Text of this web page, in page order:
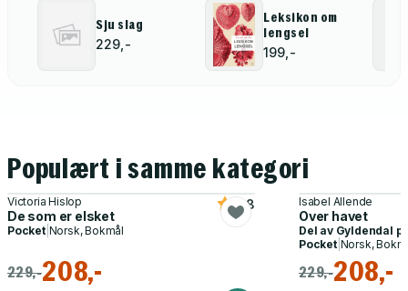
Sju slag
229,-
Leksikon om
lengsel
199,-
Populært i samme kategori
Victoria Hislop
De som er elsket
4.8
Pocket| Norsk, Bokmål
229,-208,-
Isabel Allende
Over havet
Del av Gyldendal
Pocket| Norsk,
229,-208,-